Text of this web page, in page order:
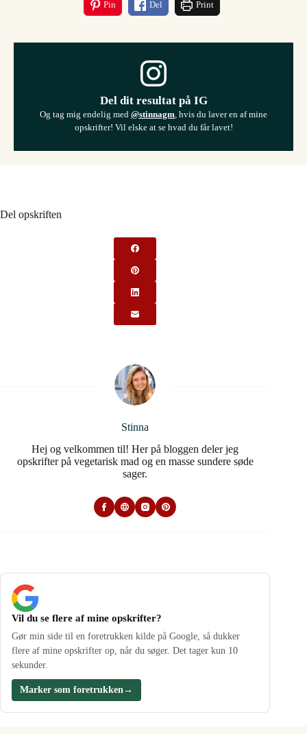
Pin Del Print
Del dit resultat på IG
Og tag mig endelig med @stinnagm , hvis du laver en af mine
opskrifter! Vil elske at se hvad du får lavet!
Del opskriften
Stinna
Hej og velkommen til! Her på bloggen deler jeg
opskrifter på vegetarisk mad og en masse sundere søde
sager.
Vil du se flere af mine opskrifter?
Gør min side til en foretrukken kilde på Google, så dukker
flere af mine opskrifter op, når du søger. Det tager kun 10
sekunder.
Marker som foretrukken→